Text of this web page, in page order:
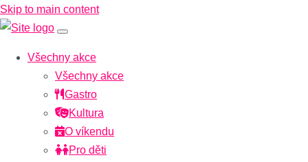
Skip to main content
Všechny akce
Všechny akce
Gastro
Kultura
O víkendu
Pro děti